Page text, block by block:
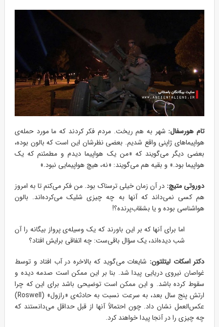
تام هورسفال: شهر به هم ریخت. مردم فکر کردند که ما مورد حمله‌ی
هواپیماهای ژاپنی واقع شدیم. بعضی نظرشان این است که بالون بوده،
بعضی دیگر می‌گویند که «من یک هواپیما دیدم و مطمئنم که یک
هواپیما بود.» و بقیه هم می‌گویند: «نه، هیچ هواپیمایی نبود.»
دوروتی متیچ: در آن زمان خیلی ترسناک بود. من فکر می‌کنم تا به امروز
هم کسی نمی‌داند که آنها به چه چیزی شلیک می‌کرده‌اند. بالون
هواشناسی بوده و یا بشقاب‌پرنده؟!
اما برای آنها که بر این باورند که یک وسیله‌ی پرواز بیگانه را آن
شب دیده‌اند، یک سؤال باقی‌ست: چه اتفاقی برایش افتاد؟
دکتر اسکات لیتلتون: شایعات می‌گوید که بالاخره در آب افتاد و توسط
غواصان نیروی دریایی پیدا شد. بنا بر این ممکن است صدمه دیده و
سقوط کرده باشد. و این ممکن است توضیحی باشد برای این که چرا
ارتش پنج سال بعد، به سرعت نسبت به حادثه‌ی «رازول» (Roswell)
عکس‌العمل نشان داد. چون احتمالاً آنها از قبل حداقل می‌دانستند که
چه چیزی را در آنجا پیدا خواهند کرد.